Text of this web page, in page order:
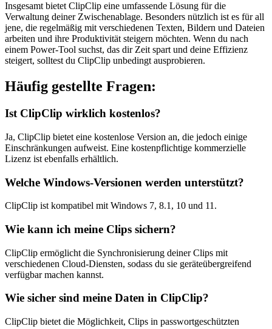
Insgesamt bietet ClipClip eine umfassende Lösung für die
Verwaltung deiner Zwischenablage. Besonders nützlich ist es für all
jene, die regelmäßig mit verschiedenen Texten, Bildern und Dateien
arbeiten und ihre Produktivität steigern möchten. Wenn du nach
einem Power-Tool suchst, das dir Zeit spart und deine Effizienz
steigert, solltest du ClipClip unbedingt ausprobieren.
Häufig gestellte Fragen:
Ist ClipClip wirklich kostenlos?
Ja, ClipClip bietet eine kostenlose Version an, die jedoch einige
Einschränkungen aufweist. Eine kostenpflichtige kommerzielle
Lizenz ist ebenfalls erhältlich.
Welche Windows-Versionen werden unterstützt?
ClipClip ist kompatibel mit Windows 7, 8.1, 10 und 11.
Wie kann ich meine Clips sichern?
ClipClip ermöglicht die Synchronisierung deiner Clips mit
verschiedenen Cloud-Diensten, sodass du sie geräteübergreifend
verfügbar machen kannst.
Wie sicher sind meine Daten in ClipClip?
ClipClip bietet die Möglichkeit, Clips in passwortgeschützten